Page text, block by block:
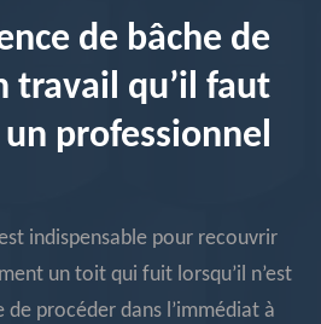
de bâche de
travail qu’il faut
professionnel
indispensable pour recouvrir
un toit qui fuit lorsqu’il n’est
de procéder dans l’immédiat à